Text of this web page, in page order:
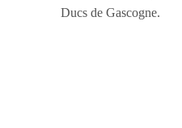
Ducs de Gascogne.